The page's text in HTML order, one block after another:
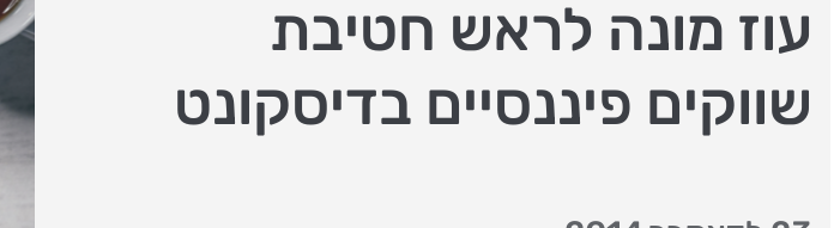
עוז מונה לראש חטיבת
שווקים פיננסיים בדיסקונט